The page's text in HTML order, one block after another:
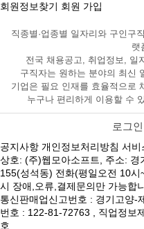
회원정보찾기 회원 가입
직종별·업종별 일자리와 구인구
랫
전국 채용공고, 취업정보, 일
구직자는 원하는 분야의 최신
기업은 필요 인재를 효율적으로
누구나 편리하게 이용할 수
로그인
공지사항 개인정보처리방침 서비
상호: (주)웹모아소프트, 주소:
155(성석동) 전화(평일오전 10
시 장애,오류,결제문의만 가능합
통신판매업신고번호 : 경기고양-
번호 : 122-81-72763 , 직업정보
호